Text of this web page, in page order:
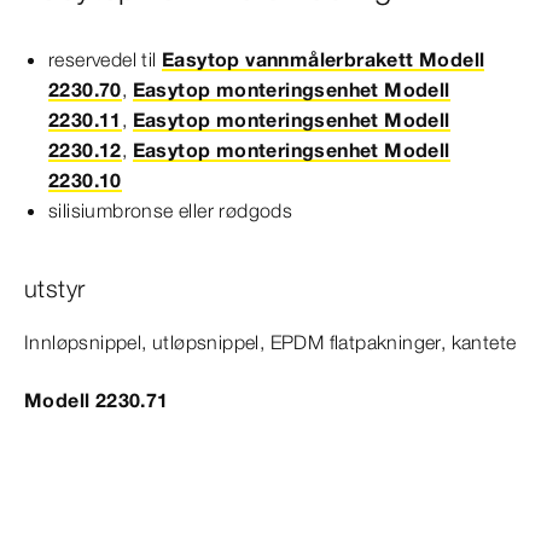
reservedel til Easytop vannmålerbrakett Modell
2230.70, Easytop monteringsenhet Modell
2230.11 , Easytop monteringsenhet Modell
2230.12, Easytop monteringsenhet Modell
2230.10
silisiumbronse eller rødgods
utstyr
Innløpsnippel, utløpsnippel, EPDM flatpakninger, kantete
Modell 2230.71